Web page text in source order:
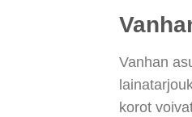
Vanhan
korot